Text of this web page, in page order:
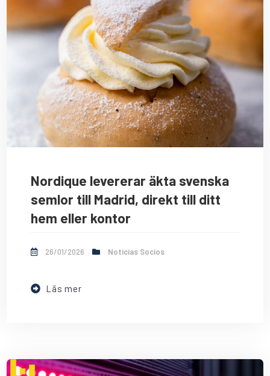
Nordique levererar äkta svenska
semlor till Madrid, direkt till ditt
hem eller kontor
26/01/2026 Noticias Socios
Läs mer